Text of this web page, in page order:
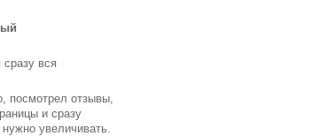
вся
посмотрел отзывы,
и сразу
увеличивать.